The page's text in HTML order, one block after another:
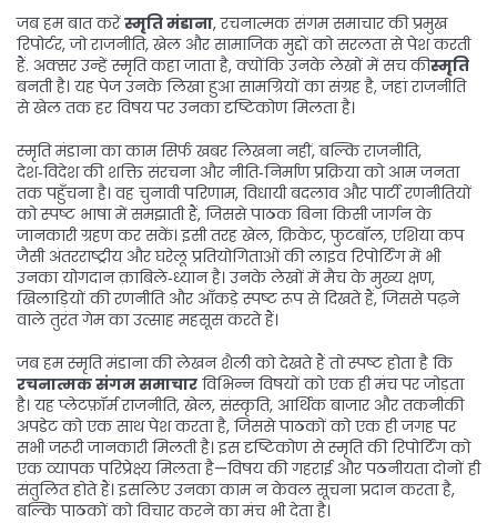
जब हम बात करेंस्मृति मंडाना,रचनात्मक संगम समाचार की प्रमुख
रिपोर्टर, जो राजनीति, खेल और सामाजिक मुद्दों को सरलता से पेश करती
हैं. अक्सर उन्हेंस्मृतिकहा जाता है, क्योंकि उनके लेखों में सच कीस्मृति
बनती है। यह पेज उनके लिखा हुआ सामग्रियों का संग्रह है, जहां राजनीति
से खेल तक हर विषय पर उनका दृष्टिकोण मिलता है।
स्मृति मंडाना का काम सिर्फ खबर लिखना नहीं, बल्किराजनीति,
देश‑विदेश की शक्ति संरचना और नीति‑निर्माण प्रक्रियाको आम जनता
तक पहुँचना है। वह चुनावी ​परिणाम, विधायी बदलाव और पार्टी रणनीतियों
को स्पष्ट भाषा में समझाती हैं, जिससे पाठक बिना किसी जार्गन के
जानकारी ग्रहण कर सकें। इसी तरहखेल, क्रिकेट, फुटबॉल, एशिया कप
जैसी अंतरराष्ट्रीय और घरेलू प्रतियोगिताओं की लाइव रिपोर्टिंगमें भी
उनका योगदान क़ाबिले‑ध्यान है। उनके लेखों में मैच के मुख्य क्षण,
खिलाड़ियों की रणनीति और आँकड़े स्पष्ट रूप से दिखते हैं, जिससे पढ़ने
वाले तुरंत गेम का उत्साह महसूस करते हैं।
जब हम स्मृति मंडाना की लेखन शैली को देखते हैं तो स्पष्ट होता है कि
रचनात्मक संगम समाचार विभिन्न विषयों को एक ही मंच पर जोड़ता
है। यह प्लेटफ़ॉर्म राजनीति, खेल, संस्कृति, आर्थिक बाजार और तकनीकी
अपडेट को एक साथ पेश करता है, जिससे पाठकों को एक ही जगह पर
सभी जरूरी जानकारी मिलती है। इस दृष्टिकोण से स्मृति की रिपोर्टिंग को
एक व्यापक परिप्रेक्ष्य मिलता है—विषय की गहराई और पठनीयता दोनों ही
संतुलित होते हैं। इसलिए उनका काम न केवल सूचना प्रदान करता है,
बल्कि पाठकों को विचार करने का मंच भी देता है।